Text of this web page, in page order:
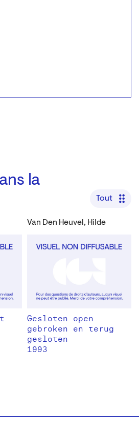
la
Tout
Van Den Heuvel, Hilde
Gesloten open
gebroken en terug
gesloten
1993